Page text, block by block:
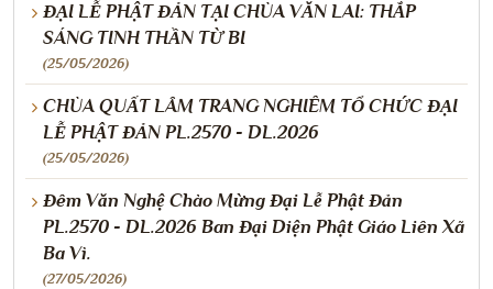
ĐẠI LỄ PHẬT ĐẢN TẠI CHÙA VĂN LAI: THẮP
SÁNG TINH THẦN TỪ BI
(25/05/2026)
CHÙA QUẤT LÂM TRANG NGHIÊM TỔ CHỨC ĐẠI
LỄ PHẬT ĐẢN PL.2570 - DL.2026
(25/05/2026)
Đêm Văn Nghệ Chào Mừng Đại Lễ Phật Đản
PL.2570 - DL.2026 Ban Đại Diện Phật Giáo Liên Xã
Ba Vì.
(27/05/2026)